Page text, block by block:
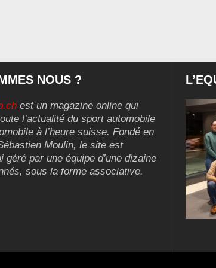
NOUS ?
est un magazine online qui
l’actualité du sport automobile
à l’heure suisse. Fondé en
Moulin, le site est
géré par une équipe d’une dizaine
sous la forme associative.